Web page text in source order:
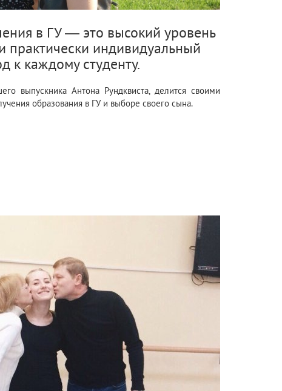
в ГУ — это высокий уровень
практически индивидуальный
к каждому студенту.
выпускника Антона Рундквиста, делится своими
образования в ГУ и выборе своего сына.